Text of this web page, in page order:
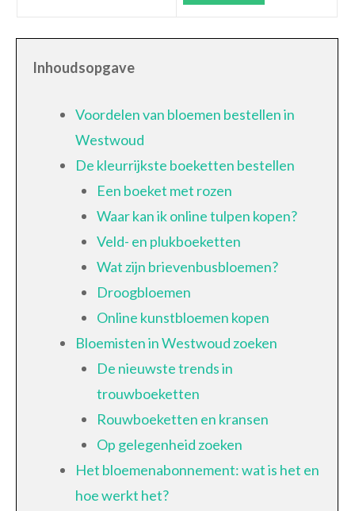
Inhoudsopgave
Voordelen van bloemen bestellen in
Westwoud
De kleurrijkste boeketten bestellen
Een boeket met rozen
Waar kan ik online tulpen kopen?
Veld- en plukboeketten
Wat zijn brievenbusbloemen?
Droogbloemen
Online kunstbloemen kopen
Bloemisten in Westwoud zoeken
De nieuwste trends in
trouwboeketten
Rouwboeketten en kransen
Op gelegenheid zoeken
Het bloemenabonnement: wat is het en
hoe werkt het?